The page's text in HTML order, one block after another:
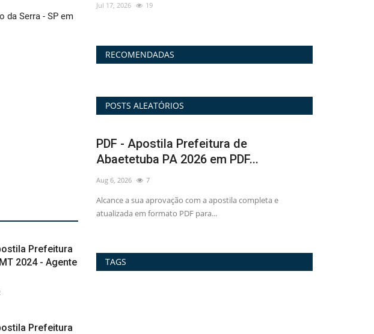
da Serra - SP em
Prefeitura
2024 - Agente
Prefeitura
Jul 17, 2026 19
RECOMENDADAS
POSTS ALEATÓRIOS
PDF - Apostila Prefeitura de
Abaetetuba PA 2026 em PDF...
Aug 6, 2026 7
Alcance a sua aprovação com a apostila completa e
atualizada em formato PDF para...
TAGS